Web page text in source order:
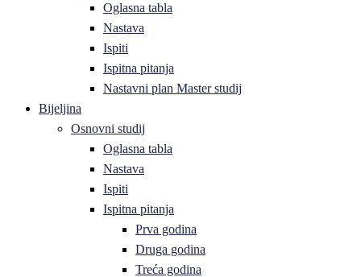
Oglasna tabla
Nastava
Ispiti
Ispitna pitanja
Nastavni plan Master studij
Bijeljina
Osnovni studij
Oglasna tabla
Nastava
Ispiti
Ispitna pitanja
Prva godina
Druga godina
Treća godina